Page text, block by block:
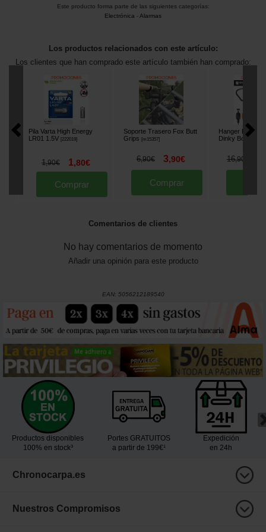
Este producto forma parte de las siguientes categorías:
Electrónica -Alarmas
Los productos relacionados con este artículo:
Los clientes que han comprado este artículo también han comprado:
Pila Varta High Energy
LR01 1.5V
222019]
1,90€ 1,80€
Comprar
Soporte Trasero Fox Butt
Grips
[m15357]
6,90€ 3,90€
Comprar
Hanger Fox
Dinky Bobbins
16,90
Comentarios de clientes
No hay comentarios de momento
Añadir una opinión para este producto
EAN: 5056212189540
Productos disponibles
100% en stock³
Portes GRATUITOS
a partir de 199€¹
Expedición
en 24h
Chronocarpa.es
Nuestros Compromisos